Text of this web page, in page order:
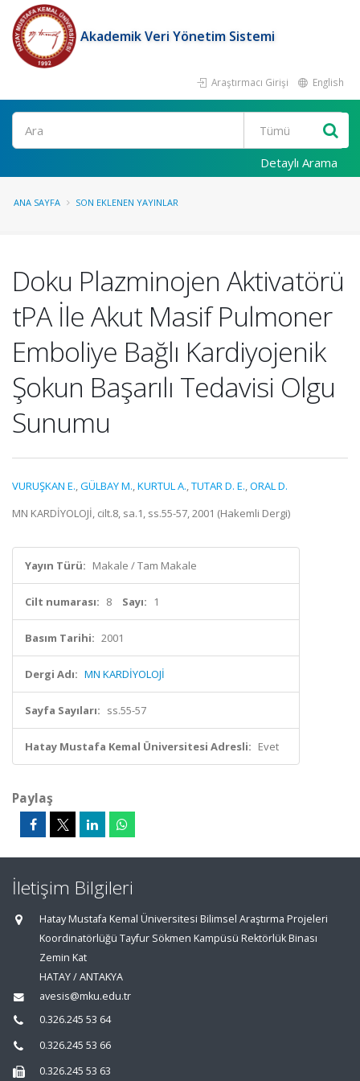
Akademik Veri Yönetim Sistemi
Araştırmacı Girişi English
Ara
Detaylı Arama
ANA SAYFA SON EKLENEN YAYINLAR
Doku Plazminojen Aktivatörü
tPA İle Akut Masif Pulmoner
Emboliye Bağlı Kardiyojenik
Şokun Başarılı Tedavisi Olgu
Sunumu
VURUŞKAN E.,GÜLBAY M.,KURTUL A.,TUTAR D. E.,ORAL D.
MN KARDİYOLOJİ, cilt.8, sa.1, ss.55-57, 2001 (Hakemli Dergi)
Yayın Türü: Makale / Tam Makale
Cilt numarası: 8 Sayı: 1
Basım Tarihi: 2001
Dergi Adı: MN KARDİYOLOJİ
Sayfa Sayıları: ss.55-57
Hatay Mustafa Kemal Üniversitesi Adresli: Evet
Paylaş
İletişim Bilgileri
Hatay Mustafa Kemal Üniversitesi Bilimsel Araştırma Projeleri
Koordinatörlüğü Tayfur Sökmen Kampüsü Rektörlük Binası
Zemin Kat
HATAY / ANTAKYA
avesis@mku.edu.tr
0.326.245 53 64
0.326.245 53 66
0.326.245 53 63